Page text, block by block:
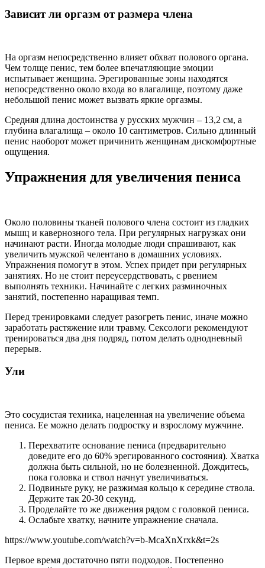
Зависит ли оргазм от размера члена
На оргазм непосредственно влияет обхват полового органа.
Чем толще пенис, тем более впечатляющие эмоции
испытывает женщина. Эрегированные зоны находятся
непосредственно около входа во влагалище, поэтому даже
небольшой пенис может вызвать яркие оргазмы.
Средняя длина достоинства у русских мужчин – 13,2 см, а
глубина влагалища – около 10 сантиметров. Сильно длинный
пенис наоборот может причинить женщинам дискомфортные
ощущения.
Упражнения для увеличения пениса
Около половины тканей полового члена состоит из гладких
мышц и кавернозного тела. При регулярных нагрузках они
начинают расти. Иногда молодые люди спрашивают, как
увеличить мужской челентано в домашних условиях.
Упражнения помогут в этом. Успех придет при регулярных
занятиях. Но не стоит переусердствовать, с рвением
выполнять техники. Начинайте с легких разминочных
занятий, постепенно наращивая темп.
Перед тренировками следует разогреть пенис, иначе можно
заработать растяжение или травму. Сексологи рекомендуют
тренироваться два дня подряд, потом делать однодневный
перерыв.
Ули
Это сосудистая техника, нацеленная на увеличение объема
пениса. Ее можно делать подростку и взрослому мужчине.
Перехватите основание пениса (предварительно
доведите его до 60% эрегированного состояния). Хватка
должна быть сильной, но не болезненной. Дождитесь,
пока головка и ствол начнут увеличиваться.
Подвиньте руку, не разжимая кольцо к середине ствола.
Держите так 20-30 секунд.
Проделайте то же движения рядом с головкой пениса.
Ослабьте хватку, начните упражнение сначала.
https://www.youtube.com/watch?v=b-McaXnXrxk&t=2s
Первое время достаточно пяти подходов. Постепенно